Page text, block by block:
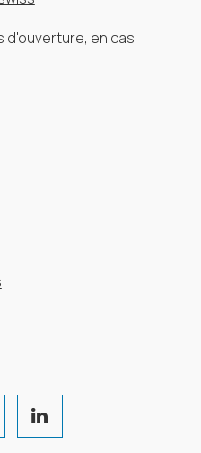
d'ouverture, en cas